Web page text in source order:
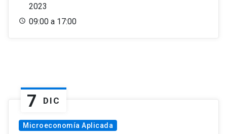
2023
09:00 a 17:00
7 DIC
Microeconomía Aplicada